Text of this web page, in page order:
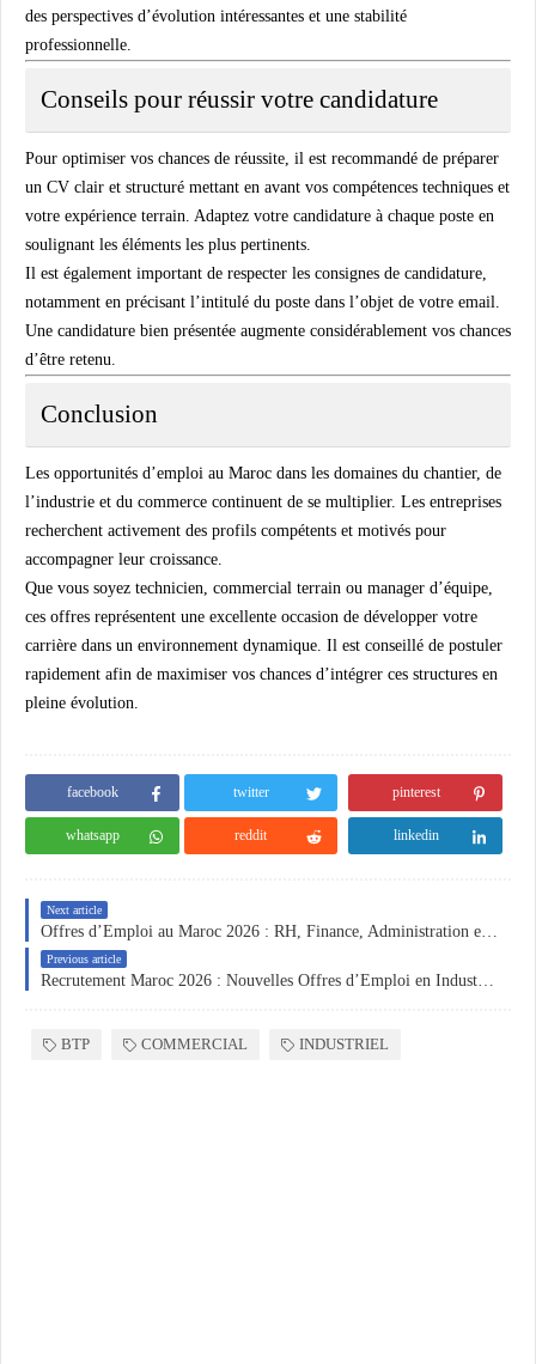
des perspectives d’évolution intéressantes et une stabilité
professionnelle.
Conseils pour réussir votre candidature
Pour optimiser vos chances de réussite, il est recommandé de préparer
un CV clair et structuré mettant en avant vos compétences techniques et
votre expérience terrain. Adaptez votre candidature à chaque poste en
soulignant les éléments les plus pertinents.
Il est également important de respecter les consignes de candidature,
notamment en précisant l’intitulé du poste dans l’objet de votre email.
Une candidature bien présentée augmente considérablement vos chances
d’être retenu.
Conclusion
Les opportunités d’emploi au Maroc dans les domaines du chantier, de
l’industrie et du commerce continuent de se multiplier. Les entreprises
recherchent activement des profils compétents et motivés pour
accompagner leur croissance.
Que vous soyez technicien, commercial terrain ou manager d’équipe,
ces offres représentent une excellente occasion de développer votre
carrière dans un environnement dynamique. Il est conseillé de postuler
rapidement afin de maximiser vos chances d’intégrer ces structures en
pleine évolution.
facebook twitter pinterest
whatsapp reddit linkedin
Next article
Previous article
BTP COMMERCIAL INDUSTRIEL